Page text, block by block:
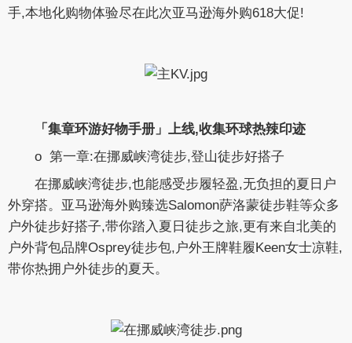
手,本地化购物体验尽在此次亚马逊海外购618大促!
「 集章环游好物手册 」 上线,收集环球热辣印迹
o 第一章:在挪威峡湾徒步,登山徒步好搭子
在挪威峡湾徒步,也能感受步履轻盈,无负担的夏日户
外穿搭。亚马逊海外购臻选Salomon萨洛蒙徒步鞋等众多
户外徒步好搭子,带你踏入夏日徒步之旅,更有来自北美的
户外背包品牌Osprey徒步包,户外王牌鞋履Keen女士凉鞋,
带你热拥户外徒步的夏天。